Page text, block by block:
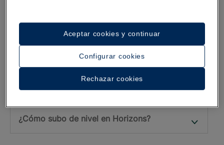
¿Cómo me registro en Horizons?
¿Tienen los niveles conseguidos en el
programa de Iberostar Horizons una
caducidad?
¿Cómo subo de nivel en Horizons?
Configurar cookies
Rechazar cookies
Aceptar cookies y continuar